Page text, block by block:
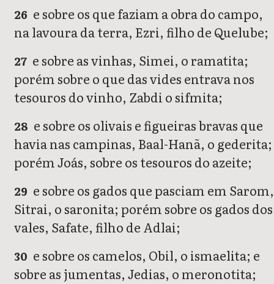
26 e sobre os que faziam a obra do campo,
na lavoura da terra, Ezri, filho de Quelube;
27 e sobre as vinhas, Simei, o ramatita;
porém sobre o que das vides entrava nos
tesouros do vinho, Zabdi o sifmita;
28 e sobre os olivais e figueiras bravas que
havia nas campinas, Baal-Hanã, o gederita;
porém Joás, sobre os tesouros do azeite;
29 e sobre os gados que pasciam em Sarom,
Sitrai, o saronita; porém sobre os gados dos
vales, Safate, filho de Adlai;
30 e sobre os camelos, Obil, o ismaelita; e
sobre as jumentas, Jedias, o meronotita;